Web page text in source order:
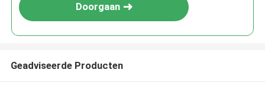
Doorgaan
Geadviseerde Producten